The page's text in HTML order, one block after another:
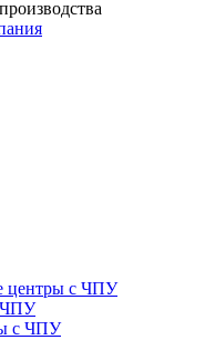
центры с ЧПУ
ЧПУ
с ЧПУ